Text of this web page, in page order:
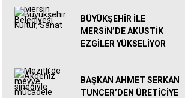
BÜYÜKŞEHİR İLE
MERSİN’DE AKUSTİK
EZGİLER YÜKSELİYOR
BAŞKAN AHMET SERKAN
TUNCER’DEN ÜRETİCİYE